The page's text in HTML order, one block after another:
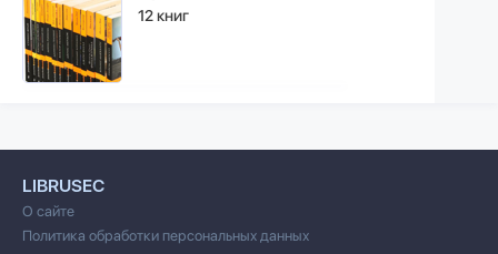
12 книг
LIBRUSEC
О сайте
Политика обработки персональных данных